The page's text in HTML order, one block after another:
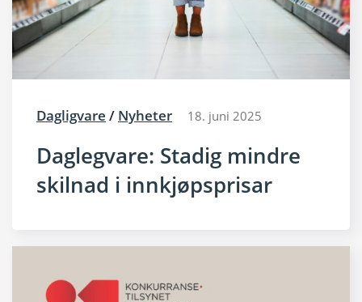
Dagligvare / Nyheter 18. juni 2025
Daglegvare: Stadig mindre
skilnad i innkjøpsprisar